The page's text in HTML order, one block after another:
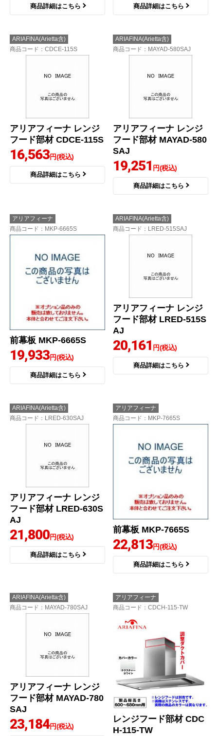
商品詳細はこちら 商品詳細はこちら
ARIAFINA(Arietta含)
商品コード ：CDCE-115S
アリアフィーナ レンジ
フード部材 CDCE-115S
16,563円(税込)
商品詳細はこちら
ARIAFINA(Arietta含)
商品コード ：MAYAD-580SAJ
アリアフィーナ レンジ
フード部材 MAYAD-580
SAJ
19,251 円(税込)
商品詳細はこちら
アリアフィーナ
商品コード ：MKP-6665S
前幕板 MKP-6665S
19,933円(税込)
商品詳細はこちら
ARIAFINA(Arietta含)
商品コード ：LRED-515SAJ
アリアフィーナ レンジ
フード部材 LRED-515S
AJ
20,161 円(税込)
商品詳細はこちら
ARIAFINA(Arietta含)
商品コード ：LRED-630SAJ
アリアフィーナ レンジ
フード部材 LRED-630S
AJ
21,800円(税込)
商品詳細はこちら
アリアフィーナ
商品コード ：MKP-7665S
前幕板 MKP-7665S
22,813円(税込)
商品詳細はこちら
ARIAFINA(Arietta含)
商品コード ：MAYAD-780SAJ
アリアフィーナ レンジ
フード部材 MAYAD-780
SAJ
23,184円(税込)
アリアフィーナ
商品コード ：CDCH-115-TW
レンジフード部材 CDC
H-115-TW